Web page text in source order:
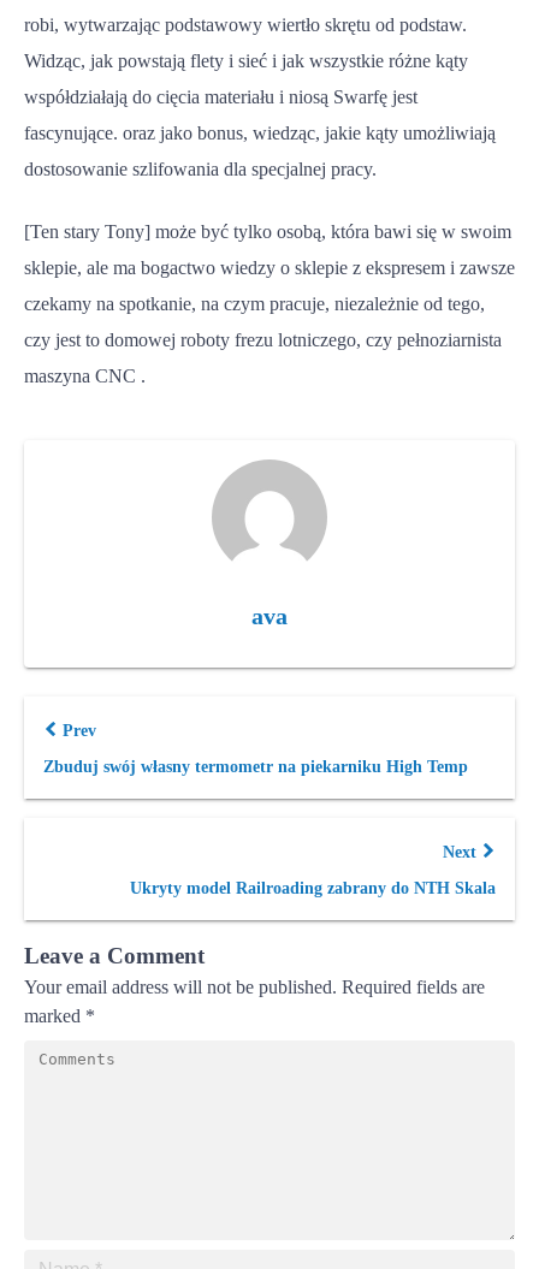
robi, wytwarzając podstawowy wiertło skrętu od podstaw.
Widząc, jak powstają flety i sieć i jak wszystkie różne kąty
współdziałają do cięcia materiału i niosą Swarfę jest
fascynujące. oraz jako bonus, wiedząc, jakie kąty umożliwiają
dostosowanie szlifowania dla specjalnej pracy.
[Ten stary Tony] może być tylko osobą, która bawi się w swoim
sklepie, ale ma bogactwo wiedzy o sklepie z ekspresem i zawsze
czekamy na spotkanie, na czym pracuje, niezależnie od tego,
czy jest to domowej roboty frezu lotniczego, czy pełnoziarnista
maszyna CNC .
ava
Prev
Zbuduj swój własny termometr na piekarniku High Temp
Next
Ukryty model Railroading zabrany do NTH Skala
Leave a Comment
Your email address will not be published. Required fields are
marked *